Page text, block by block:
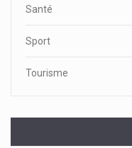
Santé
Sport
Tourisme